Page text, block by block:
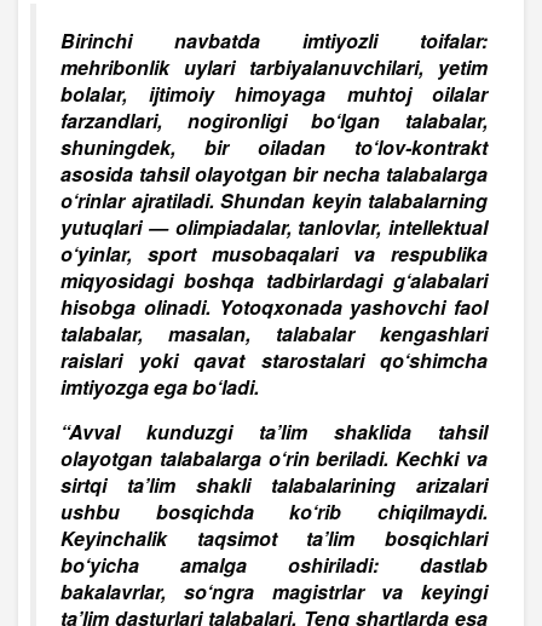
Birinchi navbatda imtiyozli toifalar:
mehribonlik uylari tarbiyalanuvchilari, yetim
bolalar, ijtimoiy himoyaga muhtoj oilalar
farzandlari, nogironligi bo‘lgan talabalar,
shuningdek, bir oiladan to‘lov-kontrakt
asosida tahsil olayotgan bir necha talabalarga
o‘rinlar ajratiladi. Shundan keyin talabalarning
yutuqlari — olimpiadalar, tanlovlar, intellektual
o‘yinlar, sport musobaqalari va respublika
miqyosidagi boshqa tadbirlardagi g‘alabalari
hisobga olinadi. Yotoqxonada yashovchi faol
talabalar, masalan, talabalar kengashlari
raislari yoki qavat starostalari qo‘shimcha
imtiyozga ega bo‘ladi.
“Avval kunduzgi ta’lim shaklida tahsil
olayotgan talabalarga o‘rin beriladi. Kechki va
sirtqi ta’lim shakli talabalarining arizalari
ushbu bosqichda ko‘rib chiqilmaydi.
Keyinchalik taqsimot ta’lim bosqichlari
bo‘yicha amalga oshiriladi: dastlab
bakalavrlar, so‘ngra magistrlar va keyingi
ta’lim dasturlari talabalari. Teng shartlarda esa